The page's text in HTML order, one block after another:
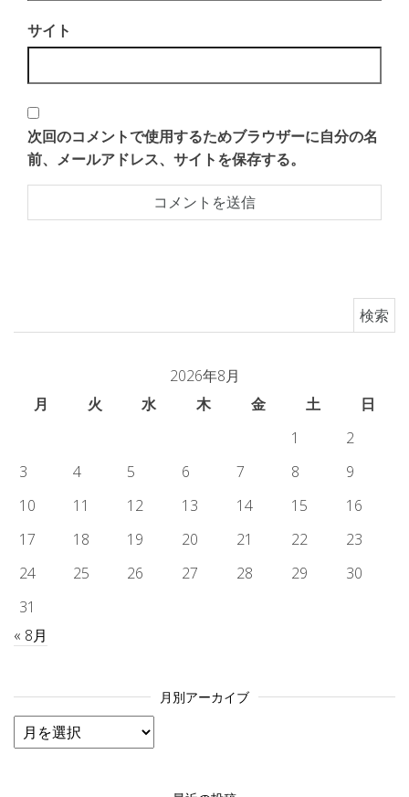
サイト
次回のコメントで使用するためブラウザーに自分の名
前、メールアドレス、サイトを保存する。
2026年8月
月
火 水 木 金 土
日
1
2
3
4 5 6 7 8
9
10
11 12 13 14 15
16
17
18 19 20 21 22
23
24
25 26 27 28 29
30
31
« 8月
月別アーカイブ
月別アーカイブ